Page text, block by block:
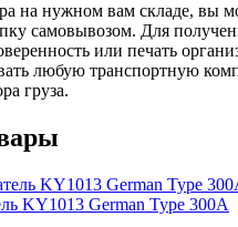
на нужном вам складе, вы
самовывозом. Для
или печать
любую транспортную
груза.
KY1013 German Type 300А